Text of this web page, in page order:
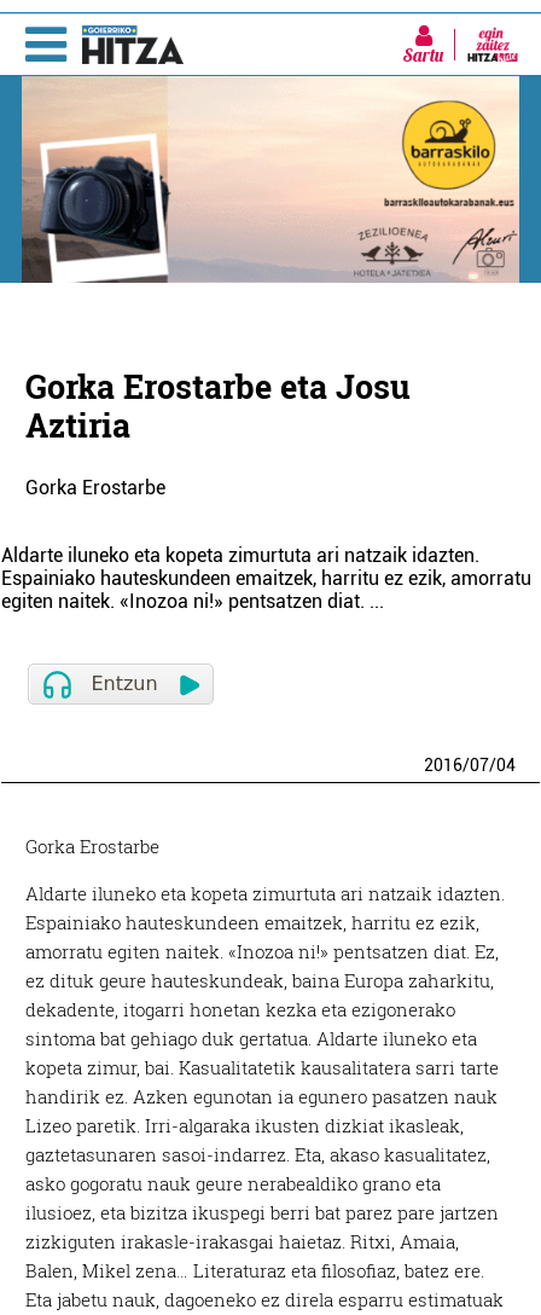
Sartu
Gorka Erostarbe eta Josu
Aztiria
Gorka Erostarbe
Aldarte iluneko eta kopeta zimurtuta ari natzaik idazten.
Espainiako hauteskundeen emaitzek, harritu ez ezik, amorratu
egiten naitek. «Inozoa ni!» pentsatzen diat. ...
2016/07/04
Gorka Erostarbe
Aldarte iluneko eta kopeta zimurtuta ari natzaik idazten.
Espainiako hauteskundeen emaitzek, harritu ez ezik,
amorratu egiten naitek. «Inozoa ni!» pentsatzen diat. Ez,
ez dituk geure hauteskundeak, baina Europa zaharkitu,
dekadente, itogarri honetan kezka eta ezigonerako
sintoma bat gehiago duk gertatua. Aldarte iluneko eta
kopeta zimur, bai. Kasualitatetik kausalitatera sarri tarte
handirik ez. Azken egunotan ia egunero pasatzen nauk
Lizeo paretik. Irri-algaraka ikusten dizkiat ikasleak,
gaztetasunaren sasoi-indarrez. Eta, akaso kasualitatez,
asko gogoratu nauk geure nerabealdiko grano eta
ilusioez, eta bizitza ikuspegi berri bat parez pare jartzen
zizkiguten irakasle-irakasgai haietaz. Ritxi, Amaia,
Balen, Mikel zena… Literaturaz eta filosofiaz, batez ere.
Eta jabetu nauk, dagoeneko ez direla esparru estimatuak